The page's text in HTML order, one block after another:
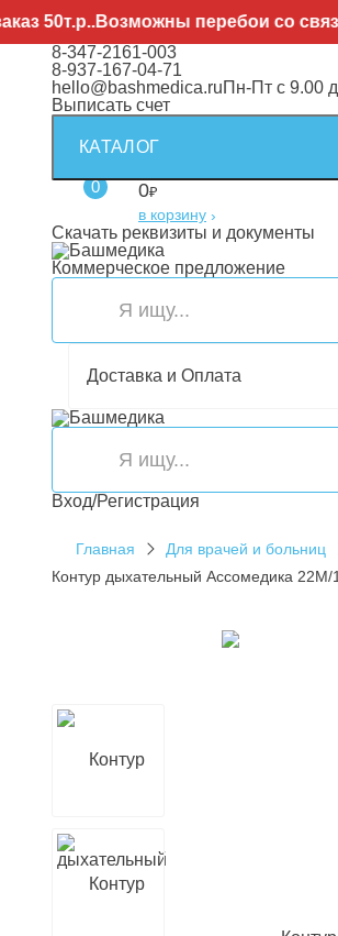
перебои со связью.
8-347-2161-003
8-937-167-04-71
hello@bashmedica.ruПн-Пт с 9.00
Выписать счет
КАТАЛОГ
0 0₽
в корзину ›
Скачать реквизиты и документы
Коммерческое предложение
Доставка и Оплата
Вход/Регистрация
Главная Для врачей и больниц
Контур дыхательный Ассомедика